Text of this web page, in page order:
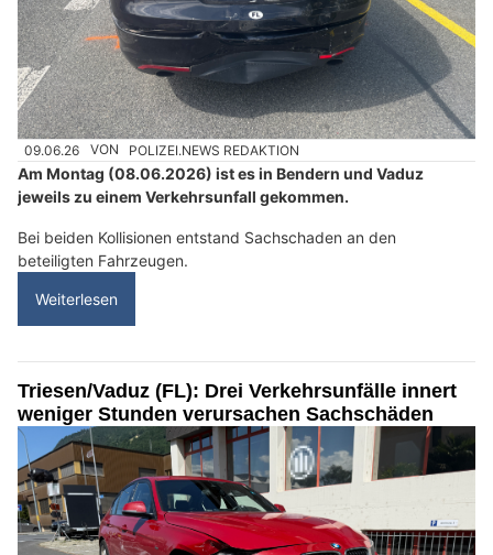
09.06.26 VON POLIZEI.NEWS REDAKTION
Am Montag (08.06.2026) ist es in Bendern und Vaduz
jeweils zu einem Verkehrsunfall gekommen.
Bei beiden Kollisionen entstand Sachschaden an den
beteiligten Fahrzeugen.
Weiterlesen
Triesen/Vaduz (FL): Drei Verkehrsunfälle innert
weniger Stunden verursachen Sachschäden